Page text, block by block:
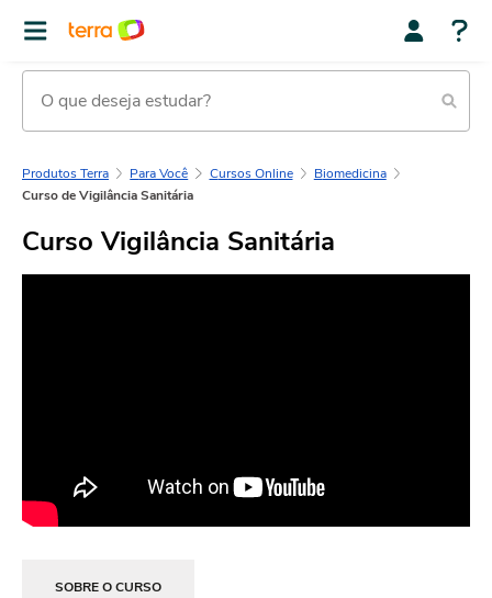
Produtos Terra Para Você Cursos Online
Biomedicina
Curso de Vigilância Sanitária
Curso Vigilância Sanitária
SOBRE O CURSO